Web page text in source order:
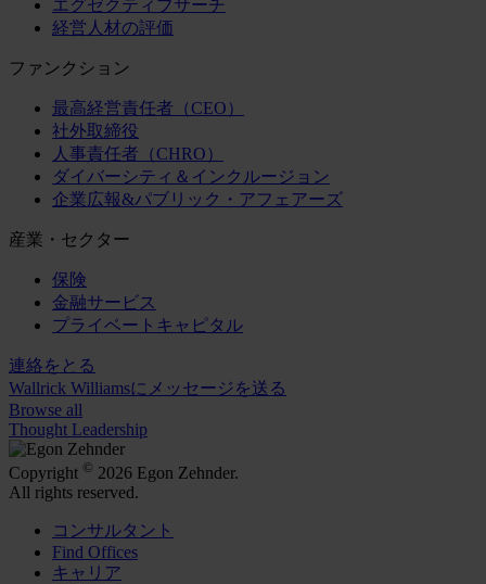
エグゼクティブサーチ
経営人材の評価
ファンクション
最高経営責任者（CEO）
社外取締役
人事責任者（CHRO）
ダイバーシティ＆インクルージョン
企業広報&パブリック・アフェアーズ
産業・セクター
保険
金融サービス
プライベートキャピタル
連絡をとる
Wallrick Williamsにメッセージを送る
Browse all
Thought Leadership
Copyright © 2026 Egon Zehnder.
All rights reserved.
コンサルタント
Find Offices
キャリア